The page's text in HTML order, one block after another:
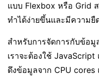
แบบ Flexbox หรือ Grid
ทำได้ง่ายขึ้นและมีความยื
สำหรับการจัดการกับข้อมู
เราจะต้องใช้
ดึงข้อมูลจาก CPU cores